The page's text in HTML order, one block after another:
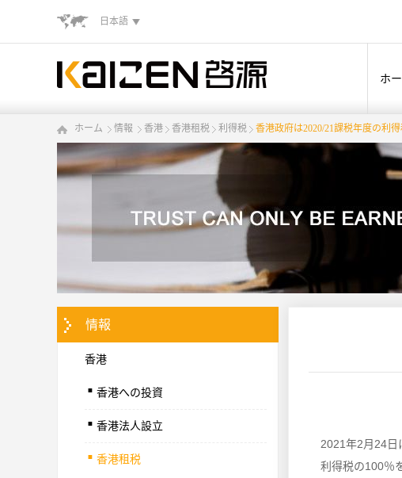
日本語
ホ
ホーム 情報 香港 香港租税 利得税 香港政府は2020/21課税年度の利
情報
香港
.香港への投資
. 香港法人設立
. 香港租税
2021年2月24日
利得税の100％